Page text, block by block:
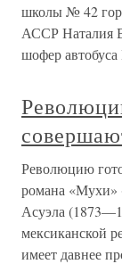
школы № 42
АССР Наталия
шофер автобуса
Революцию
романа «Мухи»
Асуэла
мексиканской
имеет давнее